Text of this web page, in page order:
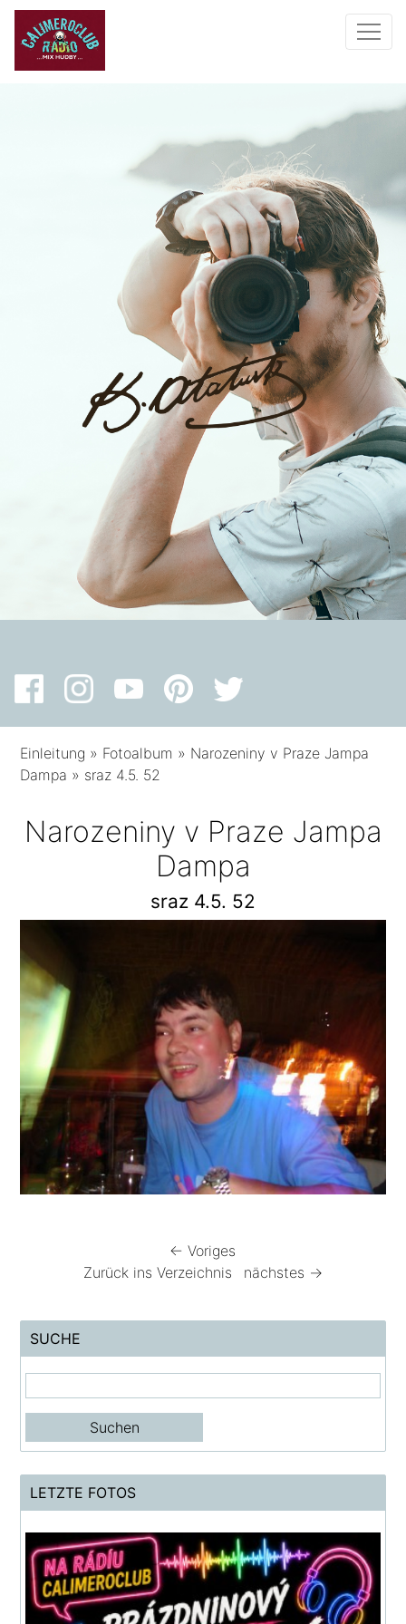
Einleitung » Fotoalbum » Narozeniny v Praze Jampa
Dampa » sraz 4.5. 52
Narozeniny v Praze Jampa
Dampa
sraz 4.5. 52
← Voriges
Zurück ins Verzeichnis
nächstes →
SUCHE
LETZTE FOTOS